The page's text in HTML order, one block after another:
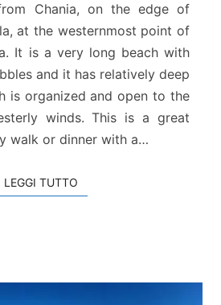
a
d
i
K
l
y
m
a
r
Chania, on the edge of
at the westernmost point of
It is a very long beach with
and it has relatively deep
is organized and open to the
winds. This is a great
walk or dinner with a…
LEGGI TUTTO